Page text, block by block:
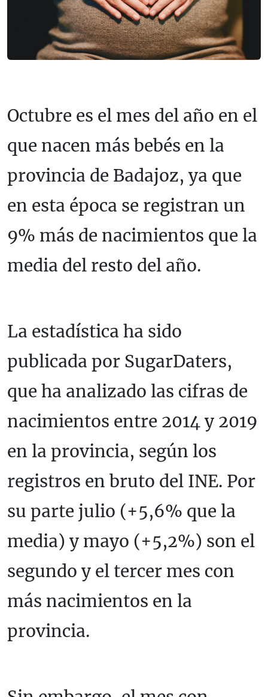
Octubre es el mes del año en el
que nacen más bebés en la
provincia de Badajoz, ya que
en esta época se registran un
9% más de nacimientos que la
media del resto del año.
La estadística ha sido
publicada por SugarDaters,
que ha analizado las cifras de
nacimientos entre 2014 y 2019
en la provincia, según los
registros en bruto del INE. Por
su parte julio (+5,6% que la
media) y mayo (+5,2%) son el
segundo y el tercer mes con
más nacimientos en la
provincia.